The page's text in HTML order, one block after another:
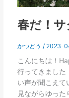
春だ！サ
かつどう / 2023-
こんにちは！
行ってきました
い声が聞こえて
見ながらゆっ
だ！